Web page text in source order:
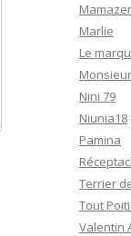
Marlie
Le
Nini 79
Niunia18
Pamina
Terrier
Tout
Valentin